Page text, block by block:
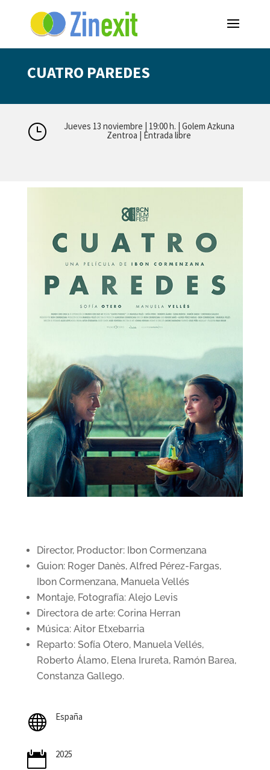
CUATRO PAREDES
} Jueves 13 noviembre | 19:00 h. | Golem Azkuna
Zentroa | Entrada libre
Director, Productor: Ibon Cormenzana
Guion: Roger Danès, Alfred Pérez-Fargas,
Ibon Cormenzana, Manuela Vellés
Montaje, Fotografía: Alejo Levis
Directora de arte: Corina Herran
Música: Aitor Etxebarria
Reparto: Sofía Otero, Manuela Vellés,
Roberto Álamo, Elena Irureta, Ramón Barea,
Constanza Gallego.
 España
 2025